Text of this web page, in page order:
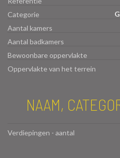
Categorie
Aantal kamers
Aantal badkamers
Bewoonbare oppervlakte
Oppervlakte van het terrein
NAAM,
Verdiepingen - aantal